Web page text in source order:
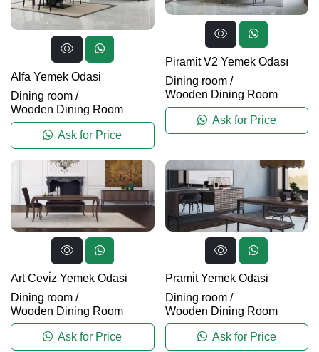
Alfa Yemek Odasi
Dining room /
Wooden Dining Room
Ask for Price
Piramit V2 Yemek Odası
Dining room/
Wooden Dining Room
Ask for Price
Art Cevi̇z Yemek Odasi
Dining room /
Wooden Dining Room
Ask for Price
Prami̇t Yemek Odasi
Dining room/
Wooden Dining Room
Ask for Price